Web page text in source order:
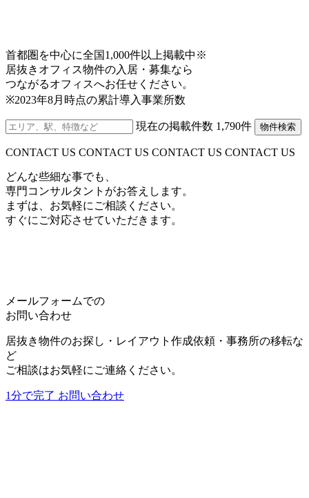
等について一切の責任を負うものではありません。
また、お客様からのEメールや資料請求等がインター
ネット上の不具合・事故等により当社に着信しなか
った場合、当社はそれに対する一切の責任を負いま
せん。
4.当サイトでご提供するサービスの内容について
当サイトでご提供するサービスの内容については、
をすることがあります。尚、当社は、情報の変更・
中止によって生じるいかなる損害についても責任を
負うものではありません。
首都圏を中心に全国1,000件以上掲載中※
居抜きオフィス物件の入居・募集なら
つながるオフィスへお任せください。
※2023年8月時点の累計導入事業所数
現在の掲載件数 1,790件 物件検索
CONTACT US CONTACT US CONTACT US CONTACT US
どんな些細な事でも、
専門コンサルタントがお答えします。
まずは、お気軽にご相談ください。
すぐにご対応させていただきます。
メールフォームでの
お問い合わせ
居抜き物件のお探し・レイアウト作成依頼・事務所の移転な
ど
ご相談はお気軽にご連絡ください。
1分で完了 お問い合わせ